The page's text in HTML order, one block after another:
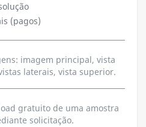
(pagos)
imagem principal, vista
laterais, vista superior.
gratuito de uma amostra
solicitação.